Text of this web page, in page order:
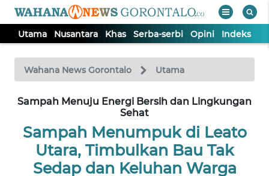
Utama Nusantara Khas Serba-serbi Opini Indeks
Wahana News Gorontalo Utama
Sampah Menuju Energi Bersih dan Lingkungan
Sehat
Sampah Menumpuk di Leato
Utara, Timbulkan Bau Tak
Sedap dan Keluhan Warga
TV
Tutup
UTAMA
NUSANTARA
KHAS